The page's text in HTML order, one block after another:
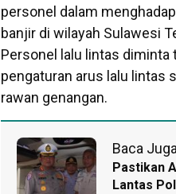
personel dalam
banjir di wilayah Sulawesi
Personel lalu lintas diminta
pengaturan arus lalu lintas
rawan genangan.
Baca Juga
Pastikan
Lantas